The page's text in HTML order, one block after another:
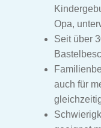
Indianer
Unser Dorf
Märchen
Weihnachten
Opa,
Seit über
auch für